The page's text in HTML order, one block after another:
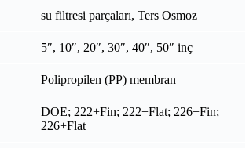
su filtresi parçaları, Ters Osmoz
5″, 10″, 20″, 30″, 40″, 50″ inç
Polipropilen (PP) membran
DOE; 222+Fin; 222+Flat; 226+Fin;
226+Flat